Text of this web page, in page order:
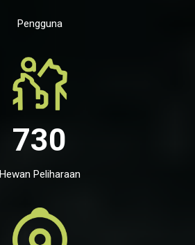
Pengguna
730
Hewan Peliharaan